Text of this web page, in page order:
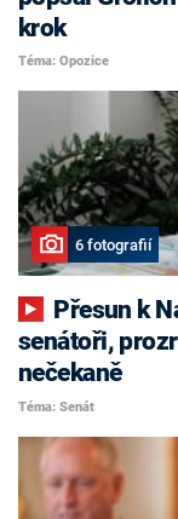
krok
Téma: Opozice
6 fotografií
senátoři,
nečekaně
Téma: Senát